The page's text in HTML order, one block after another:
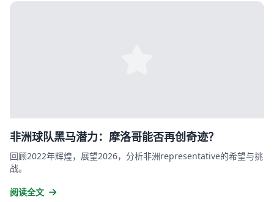
非洲球队黑马潜力：摩洛哥能否再创奇迹？
回顾2022年辉煌，展望2026，分析非洲representative的希望与挑
战。
阅读全文